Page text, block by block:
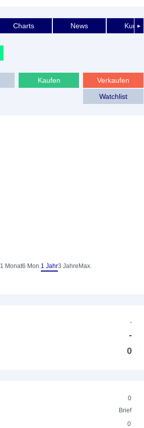
►
Charts News
Verkaufen
Kaufen
Watchlist
1 Monat6 Mon.1 Jahr3 Jahre Max.
-
-
0
0
Brief
0